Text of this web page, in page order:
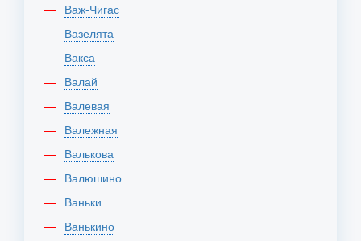
Важ-Чигас
Вазелята
Вакса
Валай
Валевая
Валежная
Валькова
Валюшино
Ваньки
Ванькино